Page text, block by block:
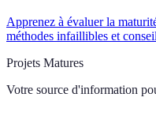
Apprenez à évaluer la
méthodes infaillibles et
Projets Matures
Votre source d'information